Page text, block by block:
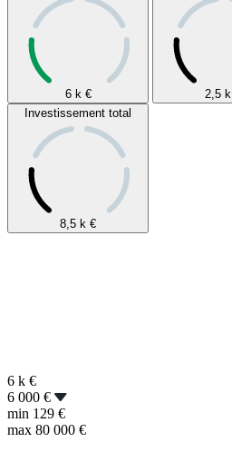
6 k € 2,5 k
Investissement total
8,5 k €
6 k €
6 000 €
min 129 €
max 80 000 €